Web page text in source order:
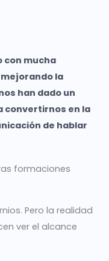
con mucha
mejorando la
han dado un
convertirnos en la
de hablar
formaciones
Pero la realidad
ver el alcance